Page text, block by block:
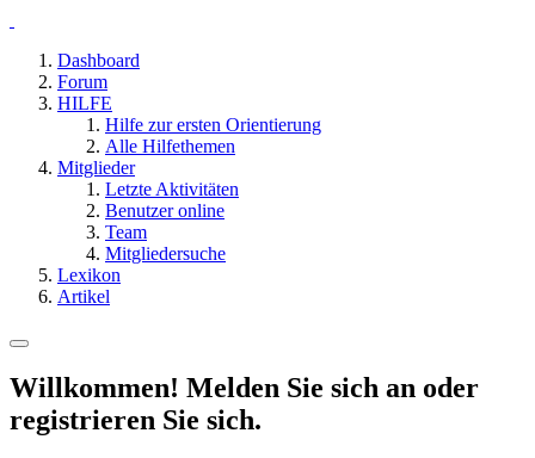
Dashboard
Forum
HILFE
Hilfe zur ersten Orientierung
Alle Hilfethemen
Mitglieder
Letzte Aktivitäten
Benutzer online
Team
Mitgliedersuche
Lexikon
Artikel
Willkommen! Melden Sie sich an oder
registrieren Sie sich.